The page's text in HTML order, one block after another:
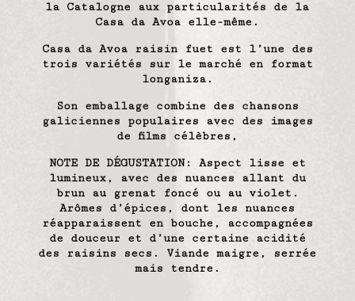
la Catalogne aux particularités de la
Casa da Avoa elle-même.‎
Casa ‎‎da Avoa raisin fuet‎‎ est l’une des
trois variétés sur le marché en format
longaniza.
Son emballage combine des chansons
galiciennes populaires avec des images
de films célèbres,
NOTE DE DÉGUSTATION:‎
‎ Aspect lisse et
lumineux, avec des nuances allant du
brun au grenat foncé ou au violet.
Arômes d’épices, dont les nuances
réapparaissent en bouche, accompagnées
de douceur et d’une certaine acidité
des raisins secs. Viande maigre, serrée
mais tendre‎.